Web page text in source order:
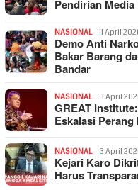
Pendirian
NASIONAL 11 April
Demo Anti
Bakar Barang
Bandar
NASIONAL 3 April
GREAT
Eskalasi
NASIONAL 3 April
Kejari Karo
Harus